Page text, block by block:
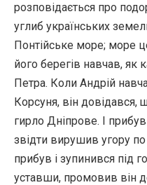
розповідається про
углиб українських
Понтійське море; море
його берегів навчав, як
Петра. Коли Андрій
Корсуня, він довідався,
гирло Дніпрове. І
звідти вирушив угору по
прибув і зупинився під
уставши, промовив він